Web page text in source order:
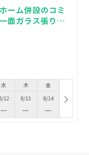
ーム併設のコミ
面ガラス張りの
敵な時間を。
水
12
木
8/13
金
8/14